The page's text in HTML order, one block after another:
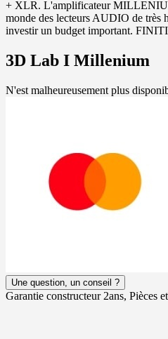
+ XLR. L'amplificateur
monde des lecteurs AUDIO de très
investir un budget important.
3D Lab I Millenium
N'est malheureusement plus
Une question, un conseil ?
Garantie constructeur 2ans, Pièces